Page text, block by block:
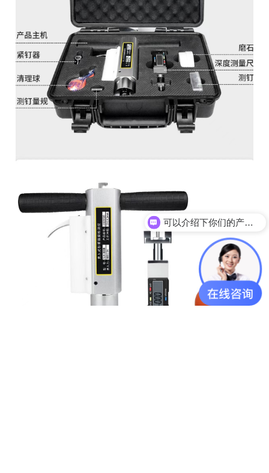
可以介绍下你们的产品么？